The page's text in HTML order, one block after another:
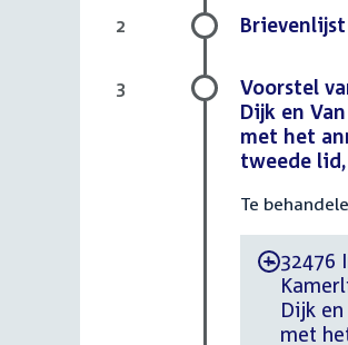
Brievenlijst
2
Voorstel
Dijk en
met het
tweede
Te
-32476
Dijk
met
3